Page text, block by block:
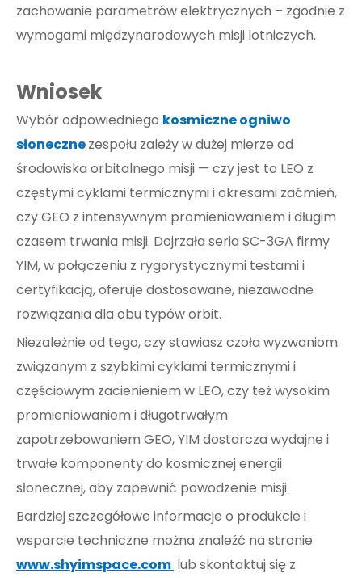
zachowanie parametrów elektrycznych – zgodnie z
wymogami międzynarodowych misji lotniczych.
Wniosek
Wybór odpowiedniego kosmiczne ogniwo
słonecznezespołu zależy w dużej mierze od
środowiska orbitalnego misji — czy jest to LEO z
częstymi cyklami termicznymi i okresami zaćmień,
czy GEO z intensywnym promieniowaniem i długim
czasem trwania misji. Dojrzała seria SC-3GA firmy
YIM, w połączeniu z rygorystycznymi testami i
certyfikacją, oferuje dostosowane, niezawodne
rozwiązania dla obu typów orbit.
Niezależnie od tego, czy stawiasz czoła wyzwaniom
związanym z szybkimi cyklami termicznymi i
częściowym zacienieniem w LEO, czy też wysokim
promieniowaniem i długotrwałym
zapotrzebowaniem GEO, YIM dostarcza wydajne i
trwałe komponenty do kosmicznej energii
słonecznej, aby zapewnić powodzenie misji.
Bardziej szczegółowe informacje o produkcie i
wsparcie techniczne można znaleźć na stronie
www.shyimspace.com lub skontaktuj się z